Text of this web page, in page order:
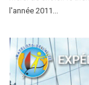
l'année 2011...